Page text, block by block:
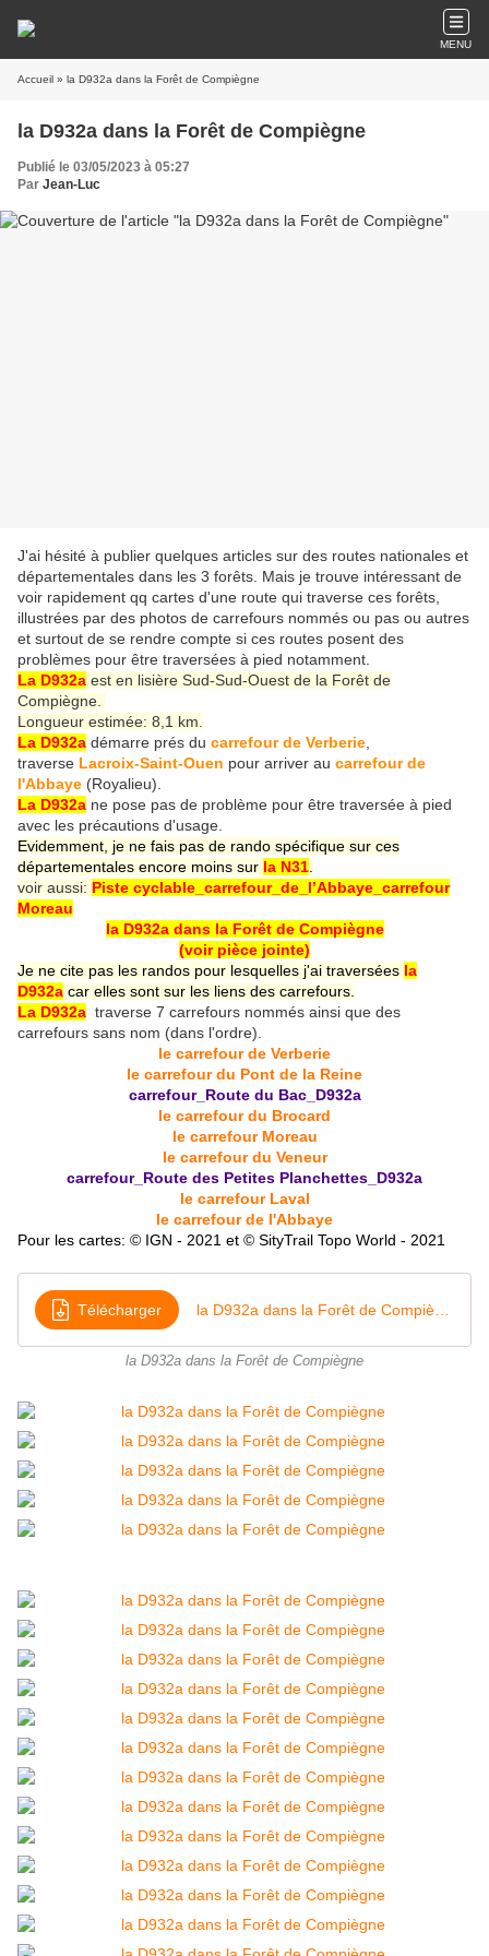
MENU
Accueil » la D932a dans la Forêt de Compiègne
la D932a dans la Forêt de Compiègne
Publié le 03/05/2023 à 05:27
Par Jean-Luc
J'ai hésité à publier quelques articles sur des routes nationales et
départementales dans les 3 forêts. Mais je trouve intéressant de
voir rapidement qq cartes d'une route qui traverse ces forêts,
illustrées par des photos de carrefours nommés ou pas ou autres
et surtout de se rendre compte si ces routes posent des
problèmes pour être traversées à pied notamment.
La D932a est en lisière Sud-Sud-Ouest de la Forêt de
Compiègne.
Longueur estimée: 8,1 km.
La D932a démarre prés du carrefour de Verberie
traverse Lacroix-Saint-Ouen pour arriver au carrefour de
l'Abbaye (Royalieu).
La D932a ne pose pas de problème pour être traversée à pied
avec les précautions d'usage.
Evidemment, je ne fais pas de rando spécifique sur ces
départementales encore moins sur la N31
voir aussi: Piste cyclable_carrefour_de_l’Abbaye_carrefour
Moreau
la D932a dans la Forêt de Compiègne
(voir pièce jointe)
Je ne cite pas les randos pour lesquelles j'ai traversées la
D932a car elles sont sur les liens des carrefours.
La D932a traverse 7 carrefours nommés ainsi que des
carrefours sans nom (dans l'ordre).
le carrefour de Verberie
le carrefour du Pont de la Reine
carrefour_Route du Bac_D932a
le carrefour du Brocard
le carrefour Moreau
le carrefour du Veneur
carrefour_Route des Petites Planchettes_D932a
le carrefour Laval
le carrefour de l'Abbaye
Pour les cartes: © IGN - 2021 et © SityTrail Topo World - 2021
Télécharger
la D932a dans la Forêt de Compiègne